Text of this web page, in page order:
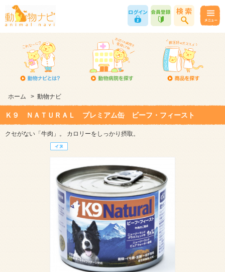
ホーム > 動物ナビ
Ｋ９ ＮＡＴＵＲＡＬ プレミアム缶 ビーフ・フィースト
クセがない「牛肉」。 カロリーをしっかり摂取。